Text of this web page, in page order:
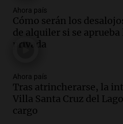
Radioinforme 3
Episodios
Audio.Los gustos
Caputo | Por Sergio
Episodios
Audio.Desalojos:
interior, no se aten
Adrián Simioni
Ahora país
Cómo serán los
de alquiler si se
privada
Ahora país
Tras atrincherarse, la
Villa Santa Cruz del
cargo